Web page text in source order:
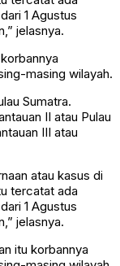
1 Agustus
jelasnya.
masing wilayah.
Sumatra.
II atau Pulau
III atau
atau kasus di
tercatat ada
1 Agustus
jelasnya.
itu korbannya